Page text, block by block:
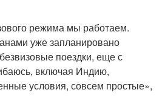
режима мы работаем.
уже запланировано
поездки, еще с
включая Индию,
условия, совсем простые»,